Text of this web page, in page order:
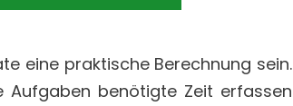
eine praktische Berechnung sein.
Aufgaben benötigte Zeit erfassen